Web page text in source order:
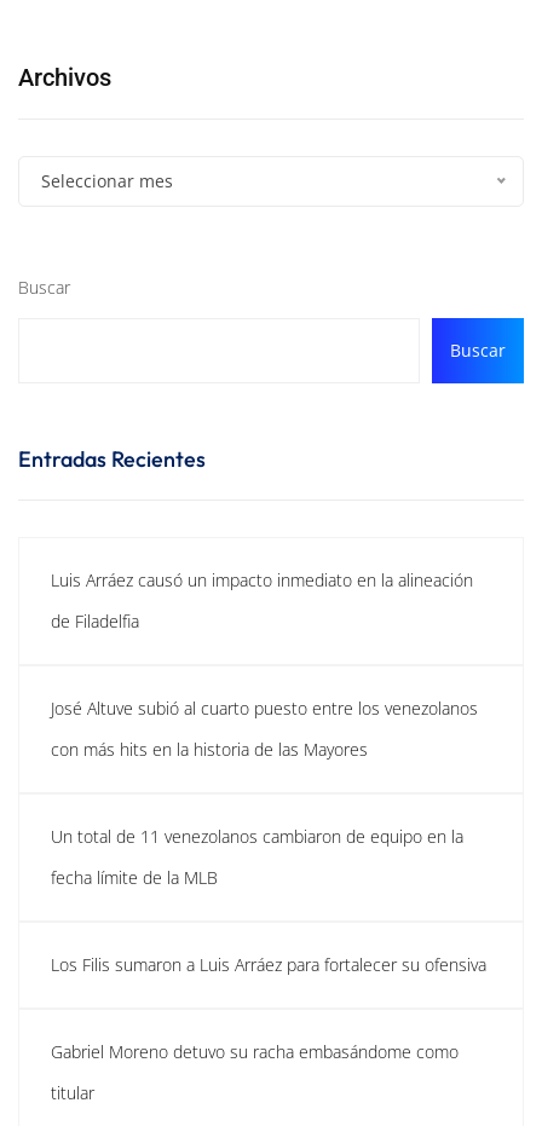
Archivos
Seleccionar mes
Buscar
Buscar
Entradas Recientes
Luis Arráez causó un impacto inmediato en la alineación
de Filadelfia
José Altuve subió al cuarto puesto entre los venezolanos
con más hits en la historia de las Mayores
Un total de 11 venezolanos cambiaron de equipo en la
fecha límite de la MLB
Los Filis sumaron a Luis Arráez para fortalecer su ofensiva
Gabriel Moreno detuvo su racha embasándome como
titular